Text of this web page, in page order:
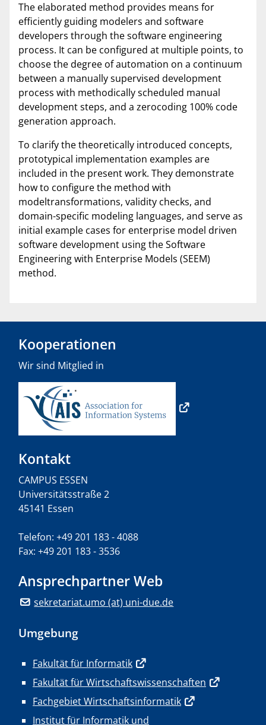
The elaborated method provides means for
efficiently guiding modelers and software
developers through the software engineering
process. It can be configured at multiple points, to
choose the degree of automation on a continuum
between a manually supervised development
process with methodically scheduled manual
development steps, and a zerocoding 100% code
generation approach.
To clarify the theoretically introduced concepts,
prototypical implementation examples are
included in the present work. They demonstrate
how to configure the method with
modeltransformations, validity checks, and
domain-specific modeling languages, and serve as
initial example cases for enterprise model driven
software development using the Software
Engineering with Enterprise Models (SEEM)
method.
Kooperationen
Wir sind Mitglied in
Kontakt
CAMPUS ESSEN
Universitätsstraße 2
45141 Essen
Telefon: +49 201 183 - 4088
Fax: +49 201 183 - 3536
Ansprechpartner Web
sekretariat.umo (at) uni-due.de
Umgebung
Fakultät für Informatik
Fakultät für Wirtschaftswissenschaften
Fachgebiet Wirtschaftsinformatik
Institut für Informatik und